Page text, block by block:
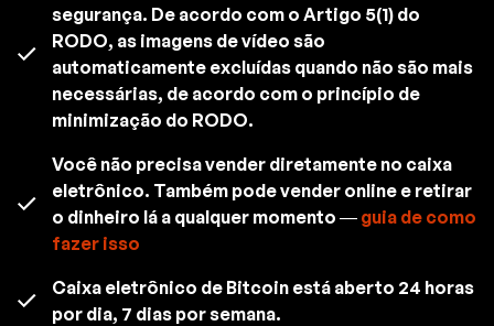
segurança. De acordo com o Artigo 5(1) do
RODO, as imagens de vídeo são
automaticamente excluídas quando não são mais
necessárias, de acordo com o princípio de
minimização do RODO.
Você não precisa vender diretamente no caixa
eletrônico. Também pode vender online e retirar
o dinheiro lá a qualquer momento — guia de como
fazer isso
Caixa eletrônico de Bitcoin está aberto 24 horas
por dia, 7 dias por semana.